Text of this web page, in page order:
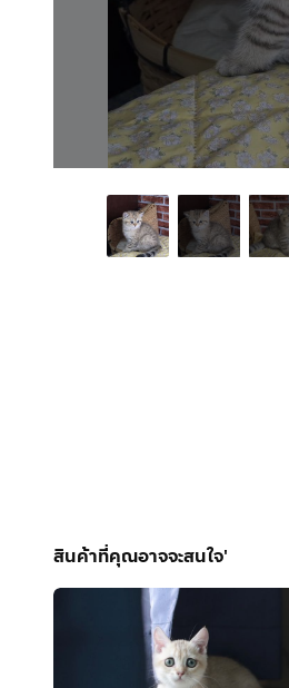
สินค้าที่คุณอาจจะสนใจ'